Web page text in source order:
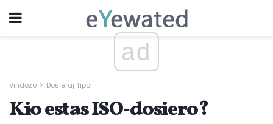
ad
Vindozo Dosieraj Tipoj
Kio estas ISO-dosiero?